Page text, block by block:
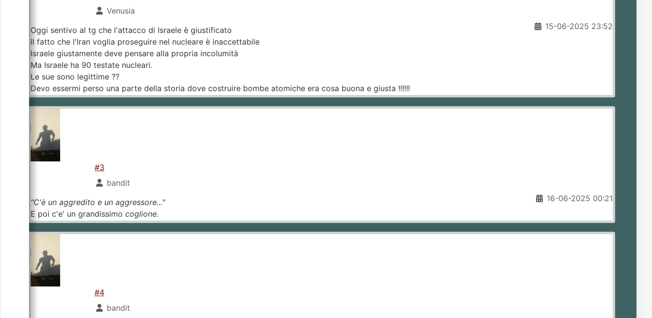
Venusia
15-06-2025 23:52
Oggi sentivo al tg che l'attacco di Israele è giustificato
Il fatto che l'Iran voglia proseguire nel nucleare è inaccettabile
Israele giustamente deve pensare alla propria incolumità
Ma Israele ha 90 testate nucleari.
Le sue sono legittime ??
Devo essermi perso una parte della storia dove costruire bombe atomiche era cosa buona e giusta !!!!!!
#3
bandit
16-06-2025 00:21
"C'è un aggredito e un aggressore..."
E poi c'e' un grandissimo coglione.
#4
bandit